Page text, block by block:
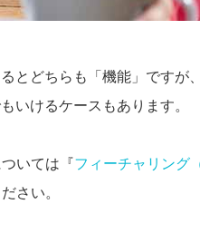
とどちらも「機能」ですが
いけるケースもあります。
いては『フィーチャリング
さい。